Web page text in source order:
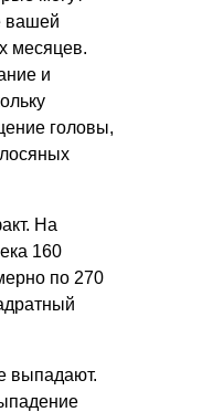
вашей
месяцев.
и
головы,
На
160
по 270
выпадают.